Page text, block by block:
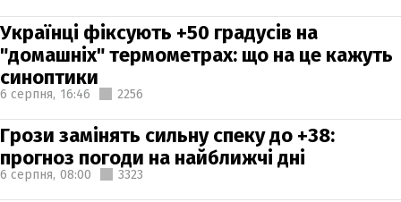
Українці фіксують +50 градусів на
"домашніх" термометрах: що на це кажуть
синоптики
6 серпня, 16:46 2256
Грози замінять сильну спеку до +38:
прогноз погоди на найближчі дні
6 серпня, 08:00 3323